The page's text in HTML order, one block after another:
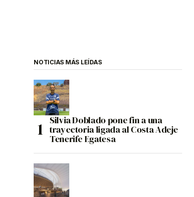
NOTICIAS MÁS LEÍDAS
Silvia Doblado pone fin a una
trayectoria ligada al Costa Adeje
Tenerife Egatesa